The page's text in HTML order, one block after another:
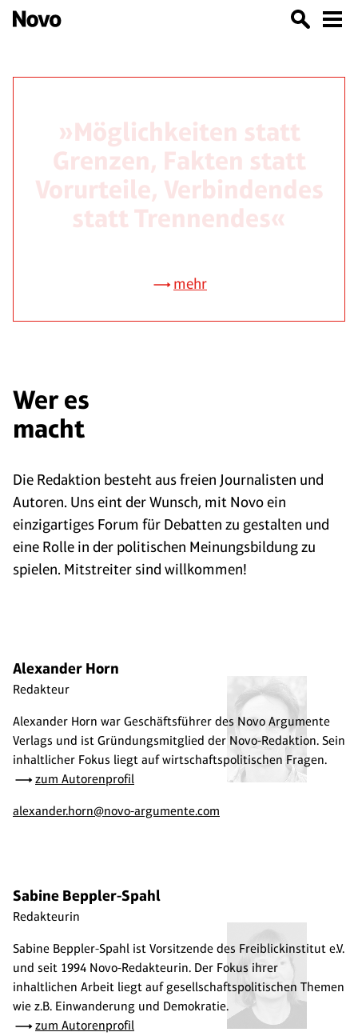
»Möglichkeiten statt
Grenzen, Fakten statt
Vorurteile, Verbindendes
statt Trennendes«
mehr
Wer es
macht
Die Redaktion besteht aus freien Journalisten und
Autoren. Uns eint der Wunsch, mit Novo ein
einzigartiges Forum für Debatten zu gestalten und
eine Rolle in der politischen Meinungsbildung zu
spielen. Mitstreiter sind willkommen!
Alexander Horn
Redakteur
Alexander Horn war Geschäftsführer des Novo Argumente
Verlags und ist Gründungsmitglied der Novo-Redaktion. Sein
inhaltlicher Fokus liegt auf wirtschaftspolitischen Fragen.
zum Autorenprofil
alexander.horn@novo-argumente.com
Sabine Beppler-Spahl
Redakteurin
Sabine Beppler-Spahl ist Vorsitzende des Freiblickinstitut e.V.
und seit 1994 Novo-Redakteurin. Der Fokus ihrer
inhaltlichen Arbeit liegt auf gesellschaftspolitischen Themen
wie z.B. Einwanderung und Demokratie.
zum Autorenprofil